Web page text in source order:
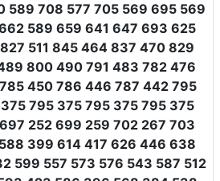
589 708 577 705 569 695 569
589 659 641 647 693 625
511 845 464 837 470 829
800 490 791 483 782 476
450 786 446 787 442 795
795 375 795 375 795 375
252 699 259 702 267 703
399 614 417 626 446 638
599 557 573 576 543 587 512